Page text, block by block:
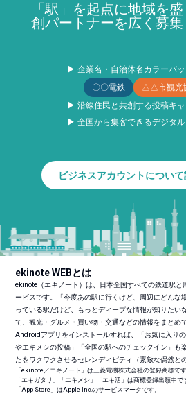
「駅」を起点に地域を
創パートナーを広く募集
▶ 企業名・自治体名カラーバ
〇〇電鉄
△△市観光
▶ 沿線住民と共創する投稿キ
▶ 全国から集客できるデジタ
ビジネスアカウントについ
ekinote WEBとは
ekinote（エキノート）は、日本全国すべての鉄道駅
ービスです。「今度あの駅に行くけど、周辺にどんな
っている駅だけど、もっとディープな情報が知りたい
て、観光・グルメ・買い物・交通などの情報をまとめ
Androidアプリをインストールすれば、「お気に入り
やエキメシの投稿」「全国の駅へのチェックイン」も
たをワクワクさせるセレンディピティ（素敵な偶然と
「ekinote／エキノート」は三菱電機株式会社の登録商標です
「エキガタリ」「エキメシ」「エキ活」は商標登録出願中で
「App Store」はApple Inc.のサービスマークです。